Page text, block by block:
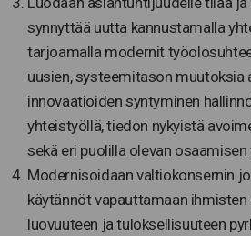
synnyttää uutta kannustamalla
tarjoamalla modernit
uusien, systeemitason muutoksia
innovaatioiden syntyminen
yhteistyöllä, tiedon nykyistä
sekä eri puolilla olevan
Modernisoidaan valtiokonsernin
käytännöt vapauttamaan
luovuuteen ja tuloksellisuuteen